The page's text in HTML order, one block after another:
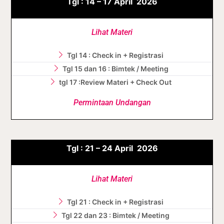
Lihat Materi
Tgl 14 : Check in + Registrasi
Tgl 15 dan 16 : Bimtek / Meeting
tgl 17 :Review Materi + Check Out
Permintaan Undangan
Tgl : 21 – 24 April 2026
Lihat Materi
Tgl 21 : Check in + Registrasi
Tgl 22 dan 23 : Bimtek / Meeting